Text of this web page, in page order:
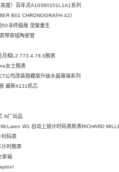
度）百年灵A10380101L1A1系列
B01 CHRONOGRAPH 42）
寻终极版 涅槃重生
带穿插陶瓷管
月相L2.773.4.78.6腕表
女士腕表
公司改装隐藏版升级水晶玻璃系列
最新4131机芯
N厂出品
W1 自动上链计时码表新表RICHARD
时码表
计时腕表
家福